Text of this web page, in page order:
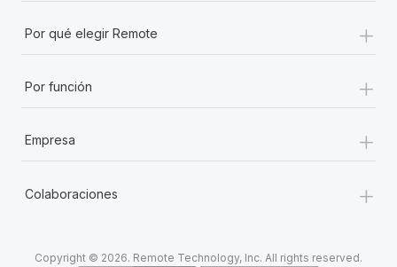
Por qué elegir Remote +
Por función +
Empresa +
Colaboraciones +
Copyright © 2026. Remote Technology, Inc. All rights reserved.